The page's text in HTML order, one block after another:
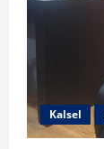
Kalsel